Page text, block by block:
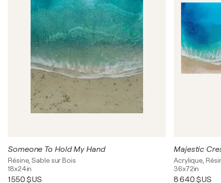
Someone To Hold My Hand
Résine, Sable sur Bois
18x24in
1 550 $US
Majestic
Acrylique,
36x72in
8 640 $US